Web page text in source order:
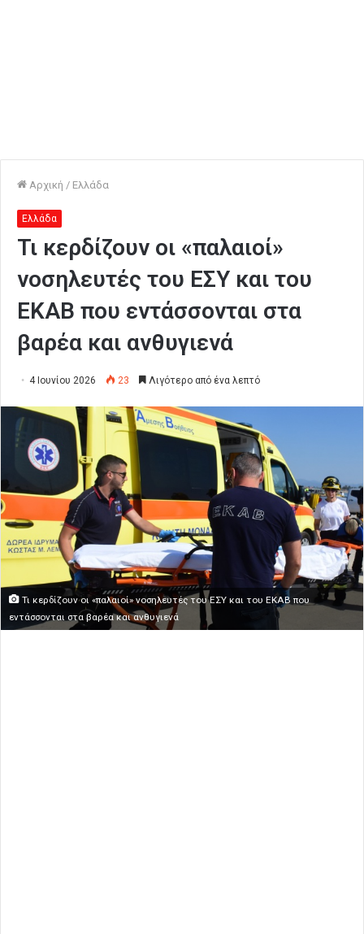
Αρχική / Ελλάδα
Ελλάδα
Τι κερδίζουν οι «παλαιοί»
νοσηλευτές του ΕΣΥ και του
ΕΚΑΒ που εντάσσονται στα
βαρέα και ανθυγιενά
4 Ιουνίου 2026 23 Λιγότερο από ένα λεπτό
Τι κερδίζουν οι «παλαιοί» νοσηλευτές του ΕΣΥ και του ΕΚΑΒ που
εντάσσονται στα βαρέα και ανθυγιενά